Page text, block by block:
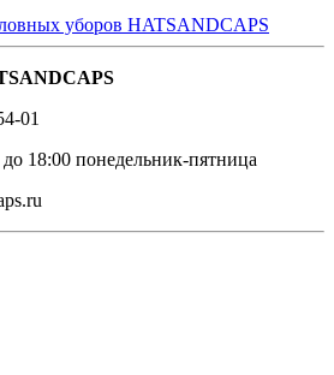
01
до 18:00 понедельник-пятница